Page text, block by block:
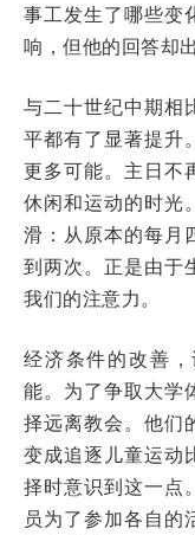
事工发生了哪些变
响，但他的回答却
与二十世纪中期相
平都有了显著提升
更多可能。主日不
休闲和运动的时光
滑：从原本的每月
到两次。正是由于
我们的注意力。
经济条件的改善
能。为了争取大学
择远离教会。他
变成追逐儿童运动
择时意识到这一点
员为了参加各自的